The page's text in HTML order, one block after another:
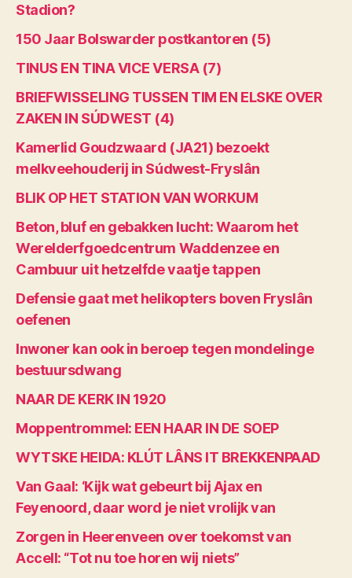
Stadion?
150 Jaar Bolswarder postkantoren (5)
TINUS EN TINA VICE VERSA (7)
BRIEFWISSELING TUSSEN TIM EN ELSKE OVER
ZAKEN IN SÚDWEST (4)
Kamerlid Goudzwaard (JA21) bezoekt
melkveehouderij in Súdwest-Fryslân
BLIK OP HET STATION VAN WORKUM
Beton, bluf en gebakken lucht: Waarom het
Werelderfgoedcentrum Waddenzee en
Cambuur uit hetzelfde vaatje tappen
Defensie gaat met helikopters boven Fryslân
oefenen
Inwoner kan ook in beroep tegen mondelinge
bestuursdwang
NAAR DE KERK IN 1920
Moppentrommel: EEN HAAR IN DE SOEP
WYTSKE HEIDA: KLÚT LÂNS IT BREKKENPAAD
Van Gaal: ‘Kijk wat gebeurt bij Ajax en
Feyenoord, daar word je niet vrolijk van
Zorgen in Heerenveen over toekomst van
Accell: “Tot nu toe horen wij niets”